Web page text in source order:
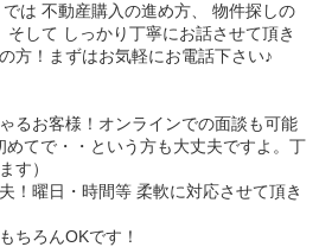
では 不動産購入の進め方、 物件探しの
そして しっかり丁寧にお話させて頂き
方！まずはお気軽にお電話下さい♪
るお客様！オンラインでの面談も可能
めてで・・という方も大丈夫ですよ。丁
す）
！曜日・時間等 柔軟に対応させて頂き
ちろんOKです！